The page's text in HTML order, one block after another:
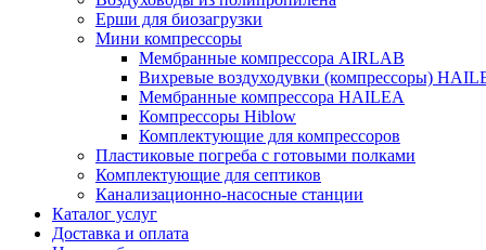
Ерши для биозагрузки
Мини компрессоры
Мембранные компрессора AIRLAB
Вихревые воздуходувки (компрессоры)
Мембранные компрессора HAILEA
Компрессоры Hiblow
Комплектующие для компрессоров
Пластиковые погреба с готовыми полками
Комплектующие для септиков
Канализационно-насосные станции
Каталог услуг
Доставка и оплата